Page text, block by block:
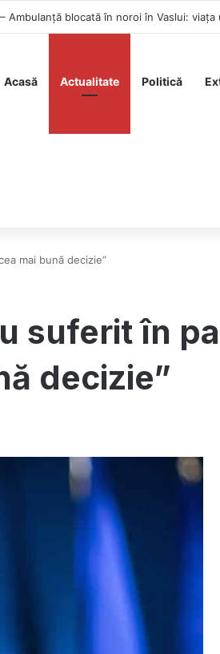
de Nicușor Dan
Acasă Actualitate Politică
mai bună decizie”
suferit în
decizie”